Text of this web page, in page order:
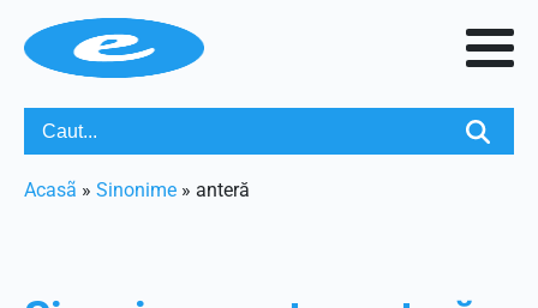
Acasã » Sinonime » anteră